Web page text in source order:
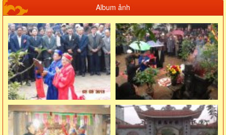
Album ảnh